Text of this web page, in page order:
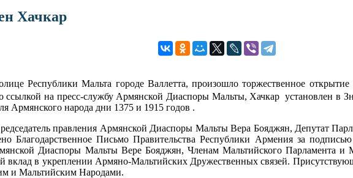
Хачкар
Республики Мальта городе Валлетта, произошло торжественное
ссылкой на пресс-службу Армянской Диаспоры Мальты, Хачкар установлен в
Армянского народа дни 1375 и 1915 годов .
правления Армянской Диаспоры Мальты Вера Бояджян, Депутат
Благодарственное Письмо Правительства Республики Армения за
Диаспоры Мальты Вере Бояджян, Членам Мальтийского Парламента
вклад в укреплении Армяно-Мальтийских Дружественных связей.
и Мальтийским Народами.